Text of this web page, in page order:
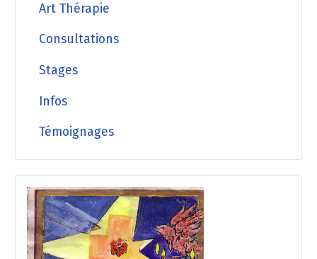
Art Thérapie
Consultations
Stages
Infos
Témoignages